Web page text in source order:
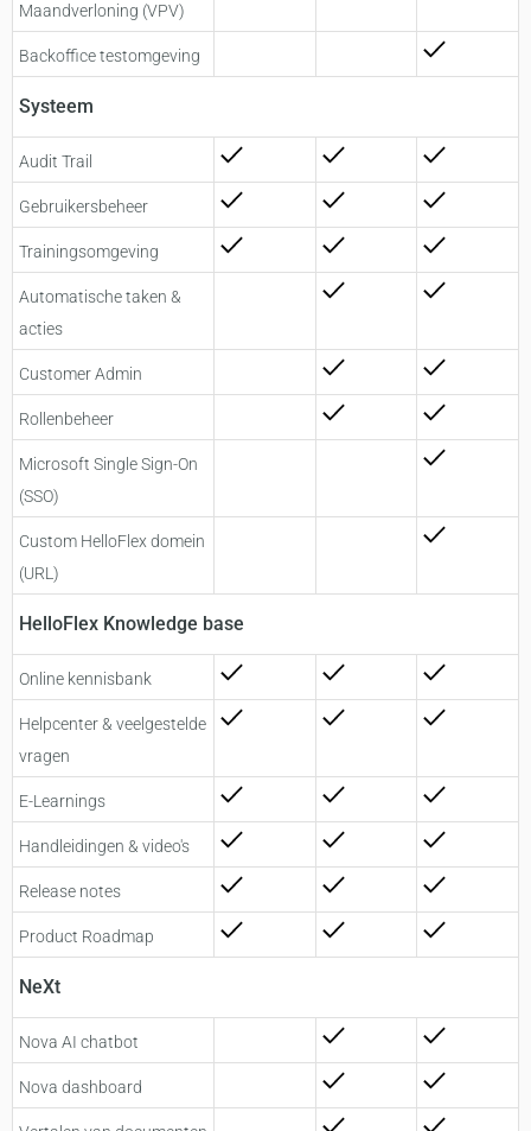
Maandverloning (VPV)
Backoffice testomgeving
Systeem
Audit Trail
Gebruikersbeheer
Trainingsomgeving
Automatische taken &
acties
Customer Admin
Rollenbeheer
Microsoft Single Sign-On
(SSO)
Custom HelloFlex domein
(URL)
HelloFlex Knowledge base
Online kennisbank
Helpcenter & veelgestelde
vragen
E-Learnings
Handleidingen & video's
Release notes
Product Roadmap
NeXt​
Nova AI chatbot​
Nova dashboard